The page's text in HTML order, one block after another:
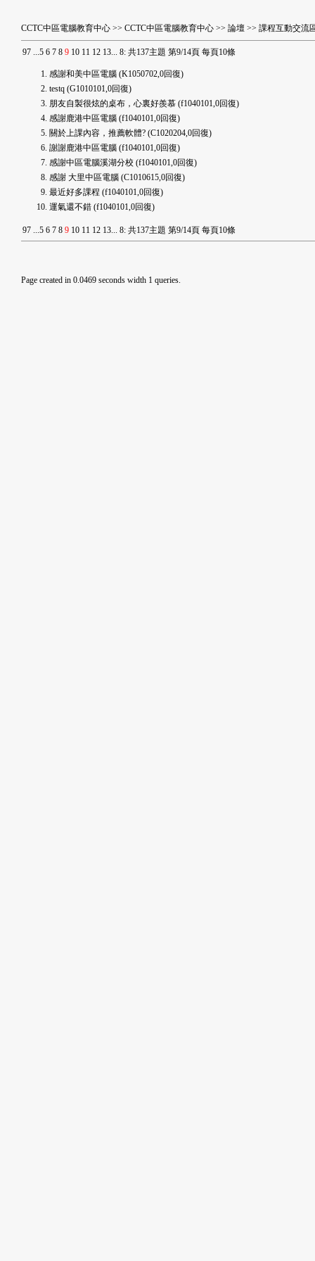
CCTC中區電腦教育中心 >> CCTC中區電腦教育中心 >> 論壇 >> 課程互動交流
97 ...5 6 7 8 9 10 11 12 13... 8: 共137主題 第9/14頁 每頁10條
感謝和美中區電腦 (K1050702,0回復)
testq (G1010101,0回復)
朋友自製很炫的桌布，心裏好羨慕 (f1040101,0回復)
感謝鹿港中區電腦 (f1040101,0回復)
關於上課內容，推薦軟體? (C1020204,0回復)
謝謝鹿港中區電腦 (f1040101,0回復)
感謝中區電腦溪湖分校 (f1040101,0回復)
感謝 大里中區電腦 (C1010615,0回復)
最近好多課程 (f1040101,0回復)
運氣還不錯 (f1040101,0回復)
97 ...5 6 7 8 9 10 11 12 13... 8: 共137主題 第9/14頁 每頁10條
Page created in 0.0469 seconds width 1 queries.